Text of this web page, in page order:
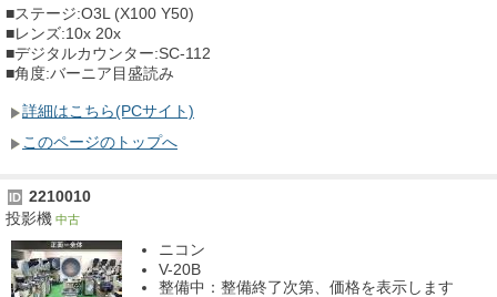
■ステージ:O3L (X100 Y50)
■レンズ:10x 20x
■デジタルカウンター:SC-112
■角度:バーニア目盛読み
詳細はこちら(PCサイト)
このページのトップへ
ID 2210010
投影機 中古
ニコン
V-20B
整備中：整備終了次第、価格を表示します